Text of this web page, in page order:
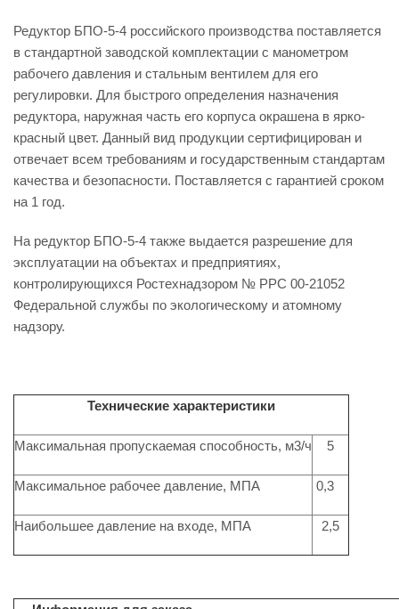
Редуктор БПО-5-4 российского производства поставляется
в стандартной заводской комплектации с манометром
рабочего давления и стальным вентилем для его
регулировки. Для быстрого определения назначения
редуктора, наружная часть его корпуса окрашена в ярко-
красный цвет. Данный вид продукции сертифицирован и
отвечает всем требованиям и государственным стандартам
качества и безопасности. Поставляется с гарантией сроком
на 1 год.
На редуктор БПО-5-4 также выдается разрешение для
эксплуатации на объектах и предприятиях,
контролирующихся Ростехнадзором № РРС 00-21052
Федеральной службы по экологическому и атомному
надзору.
Технические характеристики
Максимальная пропускаемая способность, м3/ч 5
Максимальное рабочее давление, МПА 0,3
Наибольшее давление на входе, МПА 2,5